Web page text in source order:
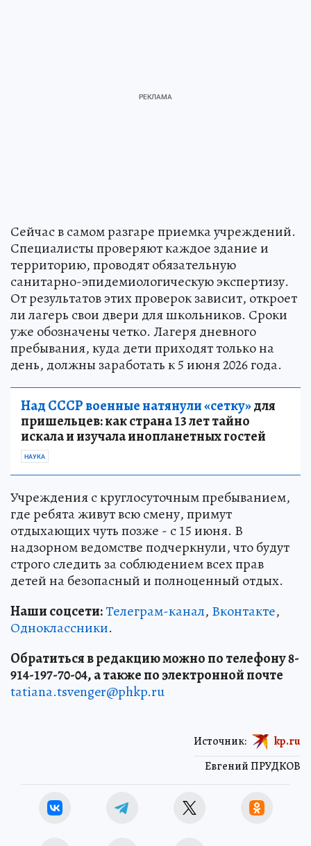
Сейчас в самом разгаре приемка учреждений.
Специалисты проверяют каждое здание и
территорию, проводят обязательную
санитарно-эпидемиологическую экспертизу.
От результатов этих проверок зависит, откроет
ли лагерь свои двери для школьников. Сроки
уже обозначены четко. Лагеря дневного
пребывания, куда дети приходят только на
день, должны заработать к 5 июня 2026 года.
Над СССР военные натянули «сетку»для
пришельцев: как страна 13 лет тайно
искала и изучала инопланетных гостей
НАУКА
Учреждения с круглосуточным пребыванием,
где ребята живут всю смену, примут
отдыхающих чуть позже - с 15 июня. В
надзорном ведомстве подчеркнули, что будут
строго следить за соблюдением всех прав
детей на безопасный и полноценный отдых.
Наши соцсети:Телеграм-канал, Вконтакте,
Одноклассники.
Обратиться в редакцию можно по телефону 8-
914-197-70-04, а также по электронной почте
tatiana.tsvenger@phkp.ru
Евгений ПРУДКОВ
Источник: kp.ru